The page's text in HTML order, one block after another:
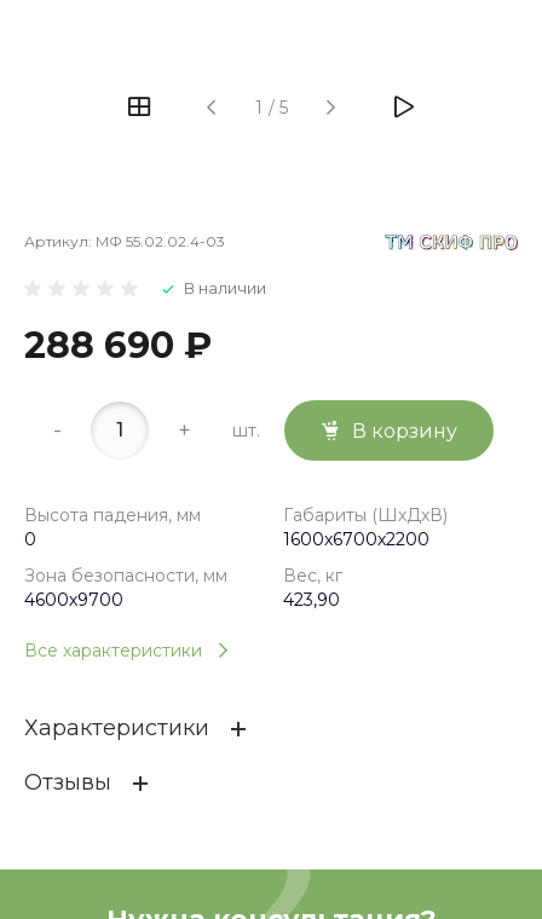
1 / 5
Артикул: МФ 55.02.02.4-03
В наличии
288 690 ₽
- + шт. В корзину
Высота падения, мм
0
Габариты (ШхДхВ)
1600х6700х2200
Зона безопасности, мм
4600х9700
Вес, кг
423,90
Все характеристики
Характеристики
Высота падения, мм
4600х9700
Отзывы